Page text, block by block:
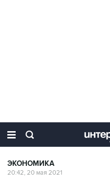
ЭКОНОМИКА
20:42, 20 мая 2021